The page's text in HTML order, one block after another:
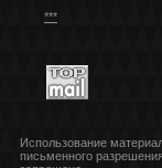
***
Использование
письменного